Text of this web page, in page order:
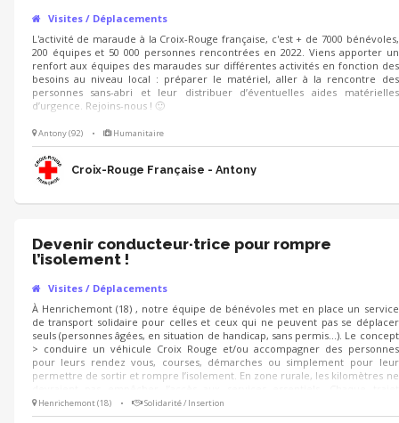
Visites / Déplacements
L'activité de maraude à la Croix-Rouge française, c'est + de 7000 bénévoles,
200 équipes et 50 000 personnes rencontrées en 2022. Viens apporter un
renfort aux équipes des maraudes sur différentes activités en fonction des
besoins au niveau local : préparer le matériel, aller à la rencontre des
personnes sans-abri et leur distribuer d’éventuelles aides matérielles
d’urgence. Rejoins-nous ! 🙂
Antony (92) • Humanitaire
Croix-Rouge Française - Antony
Devenir conducteur·trice pour rompre
l’isolement !
Visites / Déplacements
À Henrichemont (18) , notre équipe de bénévoles met en place un service
de transport solidaire pour celles et ceux qui ne peuvent pas se déplacer
seuls (personnes âgées, en situation de handicap, sans permis…). Le concept
> conduire un véhicule Croix Rouge et/ou accompagner des personnes
pour leurs rendez vous, courses, démarches ou simplement pour leur
permettre de sortir et rompre l’isolement. En zone rurale, les kilomètres ne
recrée du lien et apporte du réconfort. On recherche des bénévoles
titulaires du permis B, motivés et disponibles quelques heures par semaine !
Henrichemont (18) • Solidarité / Insertion